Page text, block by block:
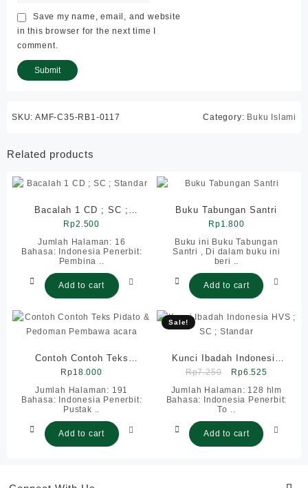
Save my name, email, and website
in this browser for the next time I
comment.
SKU: AMF-C35-RB1-0117 Category: Buku Islami
Related products
Bacalah 1 CD ; SC ;
Standar
Rp2.500
Jumlah Halaman: 16
Bahasa: Indonesia Penerbit:
Pembina ..
Add to cart
Buku Tabungan Santri
Rp1.800
Buku ini Buku Tabungan
Santri , Di dalam buku ini
beri ..
Add to cart
Contoh Contoh Teks
Pidato & Pedoman
Pembawa acara
Rp18.000
Jumlah Halaman: 191
Bahasa: Indonesia Penerbit:
Pustak ..
Add to cart
Sale!
Kunci Ibadah Indonesia
HVS ; SC ; Standar
Rp7.250
Original
price
was:
Rp7.250.
Rp6.525Current
price
is:
Jumlah Halaman: 128 hlm
Bahasa: Indonesia Penerbit:
To ..
Add to cart